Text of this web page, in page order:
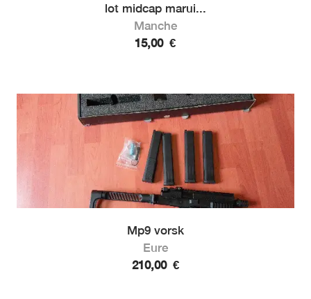
lot midcap marui...
Manche
15,00 €
Mp9 vorsk
Eure
210,00 €